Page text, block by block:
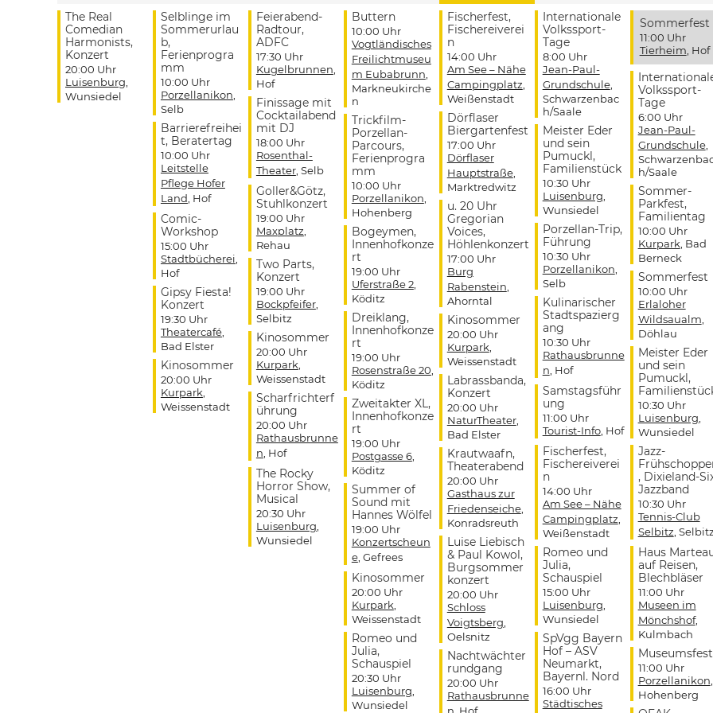
The Real
Comedian
Harmonists,
Konzert
20:00 Uhr
Luisenburg
Wunsiedel
Selblinge im
Sommerurlau
b,
Ferienprogra
mm
10:00 Uhr
Porzellanikon
Selb
Barrierefreihei
t, Beratertag
10:00 Uhr
Leitstelle
Pflege Hofer
Land , Hof
Comic-
Workshop
15:00 Uhr
Stadtbücherei
Hof
Gipsy Fiesta!
Konzert
19:30 Uhr
Theatercafé,
Bad Elster
Kinosommer
20:00 Uhr
Kurpark
Weissenstadt
Feierabend-
Radtour,
ADFC
17:30 Uhr
Kugelbrunnen
Hof
Finissage mit
Cocktailabend
mit DJ
18:00 Uhr
Rosenthal-
Theater, Selb
Goller&Götz,
Stuhlkonzert
19:00 Uhr
Maxplatz
Rehau
Two Parts,
Konzert
19:00 Uhr
Bockpfeifer,
Selbitz
Kinosommer
20:00 Uhr
Kurpark
Weissenstadt
Scharfrichterf
ührung
20:00 Uhr
Rathausbrunne
n , Hof
The Rocky
Horror Show,
Musical
20:30 Uhr
Luisenburg
Wunsiedel
Buttern
10:00 Uhr
Vogtländisches
Freilichtmuseu
m Eubabrunn
Markneukirche
n
Trickfilm-
Porzellan-
Parcours,
Ferienprogra
mm
10:00 Uhr
Porzellanikon
Hohenberg
Bogeymen,
Innenhofkonze
rt
19:00 Uhr
Uferstraße 2,
Köditz
Dreiklang,
Innenhofkonze
rt
19:00 Uhr
Rosenstraße 20
Köditz
Zweitakter XL,
Innenhofkonze
rt
19:00 Uhr
Postgasse 6,
Köditz
Summer of
Sound mit
Hannes Wölfel
19:00 Uhr
Konzertscheun
e, Gefrees
Kinosommer
20:00 Uhr
Kurpark
Weissenstadt
Romeo und
Julia,
Schauspiel
20:30 Uhr
Luisenburg
Wunsiedel
Fischerfest,
Fischereiverei
n
14:00 Uhr
Am See – Nähe
Campingplatz
Weißenstadt
Dörflaser
Biergartenfest
17:00 Uhr
Dörflaser
Hauptstraße,
Marktredwitz
u. 20 Uhr
Gregorian
Voices,
Höhlenkonzert
17:00 Uhr
Burg
Rabenstein
Ahorntal
Kinosommer
20:00 Uhr
Kurpark
Weissenstadt
Labrassbanda,
Konzert
20:00 Uhr
NaturTheater,
Bad Elster
Krautwaafn,
Theaterabend
20:00 Uhr
Gasthaus zur
Friedenseiche,
Konradsreuth
Luise Liebisch
& Paul Kowol,
Burgsommer
konzert
20:00 Uhr
Schloss
Voigtsberg
Oelsnitz
Nachtwächter
rundgang
20:00 Uhr
Rathausbrunne
Internationale
Volkssport-
Tage
8:00 Uhr
Jean-Paul-
Grundschule,
Schwarzenbac
h/Saale
Meister Eder
und sein
Pumuckl,
Familienstück
10:30 Uhr
Luisenburg
Wunsiedel
Porzellan-Trip,
Führung
10:30 Uhr
Porzellanikon
Selb
Kulinarischer
Stadtspazierg
ang
10:30 Uhr
Rathausbrunne
n , Hof
Samstagsführ
ung
11:00 Uhr
Tourist-Info, Hof
Fischerfest,
Fischereiverei
n
14:00 Uhr
Am See – Nähe
Campingplatz
Weißenstadt
Romeo und
Julia,
Schauspiel
15:00 Uhr
Luisenburg
Wunsiedel
SpVgg Bayern
Hof – ASV
Neumarkt,
Bayernl. Nord
16:00 Uhr
Städtisches
Sommerfest
11:00 Uhr
Tierheim , Hof
Volkssport-
Tage
6:00 Uhr
Jean-Paul-
Grundschule,
h/Saale
Sommer-
Parkfest,
Familientag
10:00 Uhr
Kurpark , Bad
Berneck
Sommerfest
10:00 Uhr
Erlaloher
Wildsaualm
Döhlau
Meister Eder
und sein
Pumuckl,
10:30 Uhr
Luisenburg
Wunsiedel
Jazz-
, Dixieland-
Jazzband
10:30 Uhr
Tennis-Club
Selbitz ,
Haus
auf Reisen,
Blechbläser
11:00 Uhr
Museen im
Mönchshof,
Kulmbach
Museumsfest
11:00 Uhr
Porzellanikon
Hohenberg